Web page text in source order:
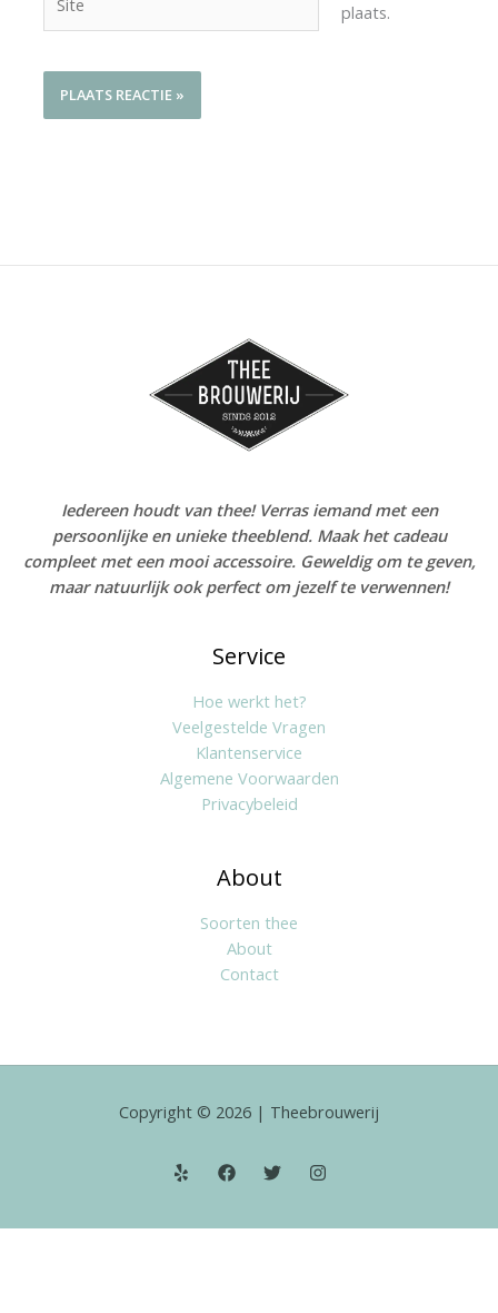
plaats.
Iedereen houdt van thee! Verras iemand met een
persoonlijke en unieke theeblend. Maak het cadeau
compleet met een mooi accessoire. Geweldig om te geven,
maar natuurlijk ook perfect om jezelf te verwennen!
Service
Hoe werkt het?
Veelgestelde Vragen
Klantenservice
Algemene Voorwaarden
Privacybeleid
About
Soorten thee
About
Contact
Copyright © 2026 | Theebrouwerij